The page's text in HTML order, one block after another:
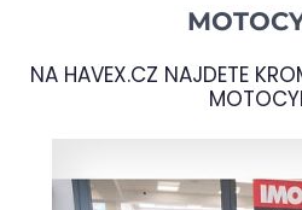
NA HAVEX.CZ NAJDETE